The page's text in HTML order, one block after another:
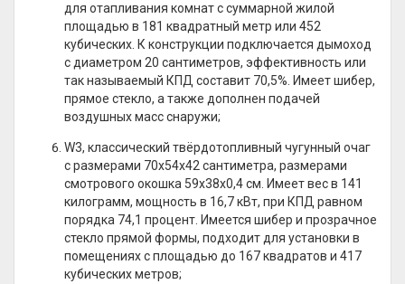
для отапливания комнат с суммарной жилой
площадью в 181 квадратный метр или 452
кубических. К конструкции подключается дымоход
с диаметром 20 сантиметров, эффективность или
так называемый КПД составит 70,5%. Имеет шибер,
прямое стекло, а также дополнен подачей
воздушных масс снаружи;
W3, классический твёрдотопливный чугунный очаг
с размерами 70х54х42 сантиметра, размерами
смотрового окошка 59х38х0,4 см. Имеет вес в 141
килограмм, мощность в 16,7 кВт, при КПД равном
порядка 74,1 процент. Имеется шибер и прозрачное
стекло прямой формы, подходит для установки в
помещениях с площадью до 167 квадратов и 417
кубических метров;